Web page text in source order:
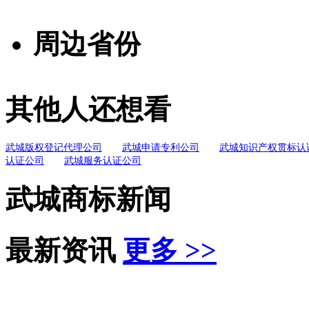
周边省份
其他人还想看
武城版权登记代理公司 武城申请专利公司
武城知识产权贯标认
认证公司
武城服务认证公司
武城商标新闻
最新资讯 更多 >>